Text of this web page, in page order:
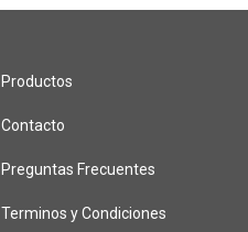
Productos
Contacto
Preguntas Frecuentes
Terminos y Condiciones